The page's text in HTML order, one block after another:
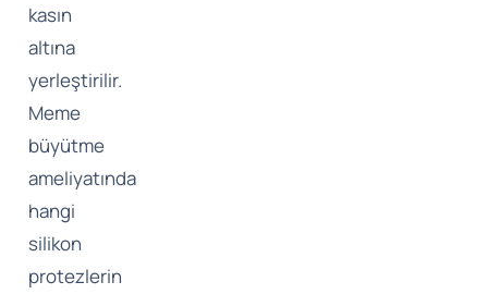
kasın
altına
yerleştirilir.
Meme
büyütme
ameliyatında
hangi
silikon
protezlerin